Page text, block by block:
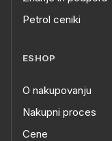
Petrol ceniki
ESHOP
O nakupovanju
Nakupni proces
Cene